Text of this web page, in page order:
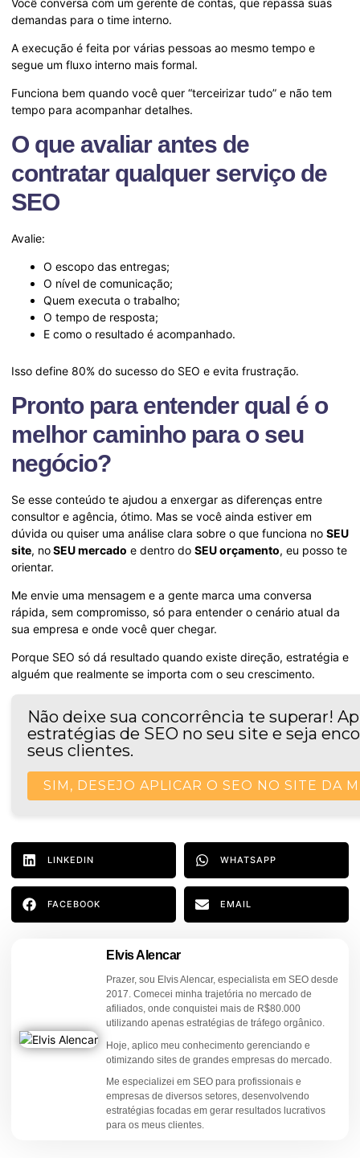
demandas para o time interno.
A execução é feita por várias pessoas ao mesmo tempo e
segue um fluxo interno mais formal.
Funciona bem quando você quer “terceirizar tudo” e não tem
tempo para acompanhar detalhes.
O que avaliar antes de
contratar qualquer serviço de
SEO
Avalie:
O escopo das entregas;
O nível de comunicação;
Quem executa o trabalho;
O tempo de resposta;
E como o resultado é acompanhado.
Isso define 80% do sucesso do SEO e evita frustração.
Pronto para entender qual é o
melhor caminho para o seu
negócio?
Se esse conteúdo te ajudou a enxergar as diferenças entre
consultor e agência, ótimo. Mas se você ainda estiver em
dúvida ou quiser uma análise clara sobre o que funciona no SEU
site, noSEU mercado e dentro do SEU orçamento, eu posso te
orientar.
Me envie uma mensagem e a gente marca uma conversa
rápida, sem compromisso, só para entender o cenário atual da
sua empresa e onde você quer chegar.
Porque SEO só dá resultado quando existe direção, estratégia e
alguém que realmente se importa com o seu crescimento.
Não deixe sua concorrência te superar!
estratégias de SEO no seu site e seja
seus clientes.
SIM, DESEJO APLICAR O SEO NO SITE DA
LINKEDIN WHATSAPP
FACEBOOK EMAIL
Elvis Alencar
Prazer, sou Elvis Alencar, especialista em SEO desde
2017. Comecei minha trajetória no mercado de
afiliados, onde conquistei mais de R$80.000
utilizando apenas estratégias de tráfego orgânico.
Hoje, aplico meu conhecimento gerenciando e
otimizando sites de grandes empresas do mercado.
Me especializei em SEO para profissionais e
empresas de diversos setores, desenvolvendo
estratégias focadas em gerar resultados lucrativos
para os meus clientes.